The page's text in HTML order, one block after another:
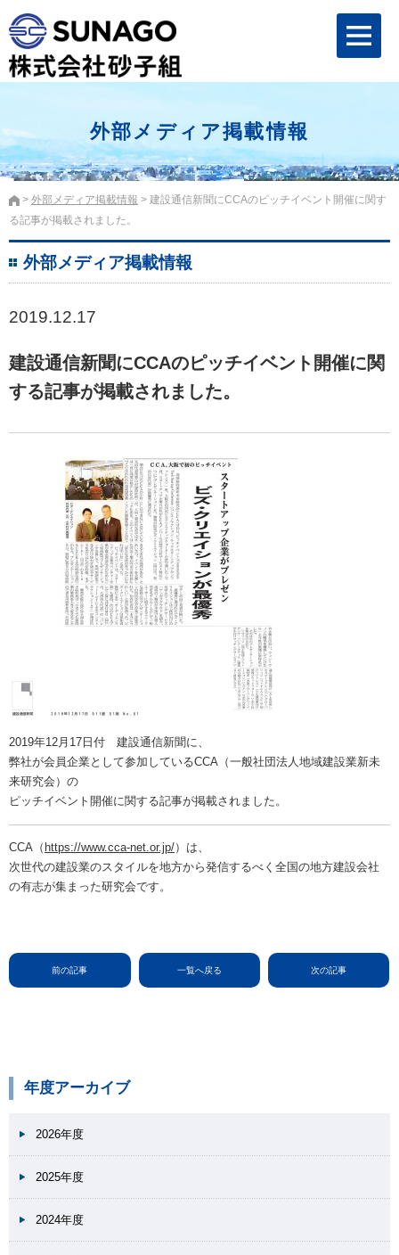
外部メディア掲載情報
外部メディア掲載情報
建設通信新聞にCCAのピッチイベント開催に関す
る記事が掲載されました。
外部メディア掲載情報
2019.12.17
建設通信新聞にCCAのピッチイベント開催に関
する記事が掲載されました。
2019年12月17日付 建設通信新聞に、
弊社が会員企業として参加しているCCA（一般社団法人地域建設業新未
来研究会）の
ピッチイベント開催に関する記事が掲載されました。
CCA（ https://www.cca-net.or.jp/）は、
次世代の建設業のスタイルを地方から発信するべく全国の地方建設会社
の有志が集まった研究会です。
前の記事 一覧へ戻る 次の記事
年度アーカイブ
2026年度
2025年度
2024年度